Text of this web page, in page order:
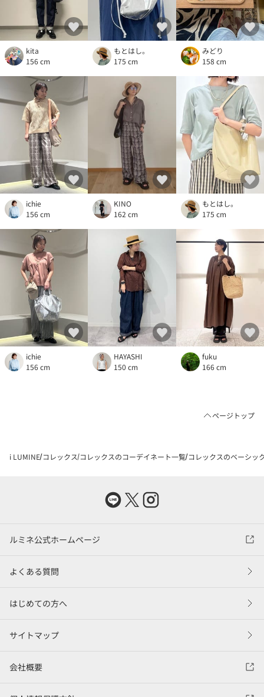
kita
156 cm
もとはし。
175 cm
みどり
158 cm
ichie
156 cm
KINO
162 cm
もとはし。
175 cm
ichie
156 cm
HAYASHI
150 cm
fuku
166 cm
ページトップ
i LUMINE コレックス コレックスのコーデイネート一覧 コレックスのベーシッ
ルミネ公式ホームページ
よくある質問
はじめての方へ
サイトマップ
会社概要